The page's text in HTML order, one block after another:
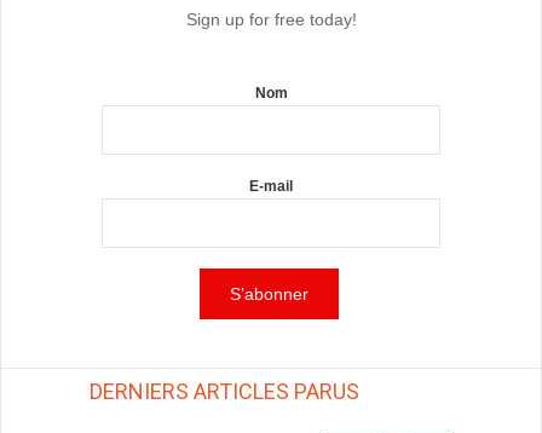
Sign up for free today!
Nom
E-mail
DERNIERS ARTICLES PARUS